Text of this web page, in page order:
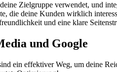
Zielgruppe verwendet, und
die deine Kunden wirklich
und eine klare
und Google
ein effektiver Weg, um deine